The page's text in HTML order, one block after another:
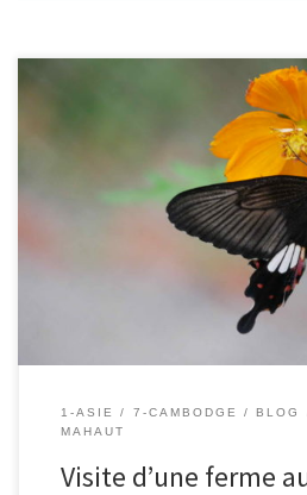
Le 24/11/2018 – Mahaut. Nous
papillons et c’était très joli. Les
d’autres orange et noirs. Ils étaient
laquelle on pouvait se balader. Nous
depuis l’oeuf qui est tout […]
1-ASIE 7-CAMBODGE BLOG
MAHAUT
Visite d’une ferme